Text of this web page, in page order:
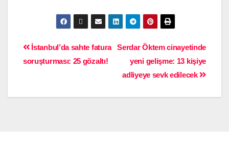
Serdar Öktem cinayetinde
yeni gelişme: 13 kişiye
adliyeye sevk edilecek
İstanbul’da sahte fatura
soruşturması: 25 gözaltı!